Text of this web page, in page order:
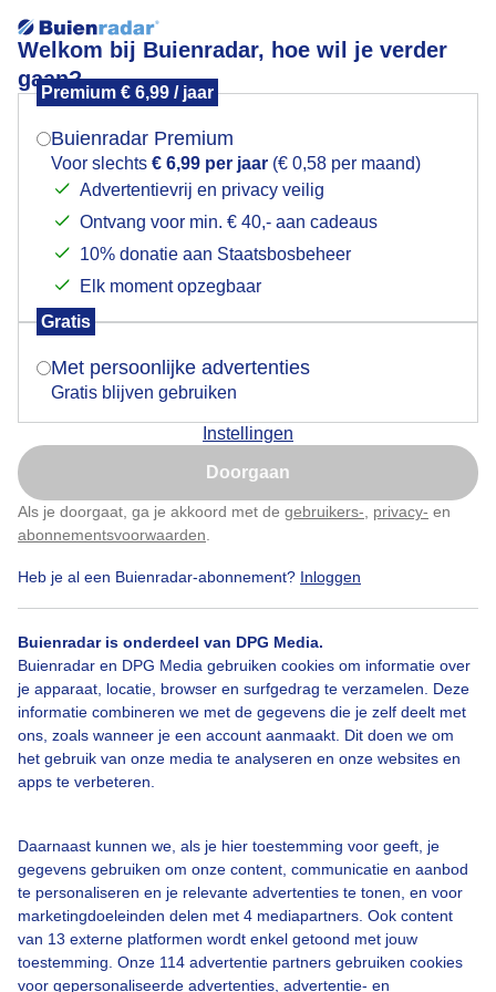
Welkom bij Buienradar, hoe wil je verder
gaan?
Premium € 6,99 / jaar
Buienradar Premium
Voor slechts € 6,99 per jaar (€ 0,58 per maand)
Advertentievrij en privacy veilig
Ontvang voor min. € 40,- aan cadeaus
10% donatie aan Staatsbosbeheer
Elk moment opzegbaar
Gratis
Met persoonlijke advertenties
Gratis blijven gebruiken
Instellingen
Doorgaan
Als je doorgaat, ga je akkoord met de gebruikers- privacy- en
abonnementsvoorwaarden
Heb je al een Buienradar-abonnement? Inloggen
Buienradar is onderdeel van DPG Media.
Buienradar en DPG Media gebruiken cookies om informatie over
je apparaat, locatie, browser en surfgedrag te verzamelen. Deze
informatie combineren we met de gegevens die je zelf deelt met
ons, zoals wanneer je een account aanmaakt. Dit doen we om
het gebruik van onze media te analyseren en onze websites en
apps te verbeteren.
Daarnaast kunnen we, als je hier toestemming voor geeft, je
gegevens gebruiken om onze content, communicatie en aanbod
te personaliseren en je relevante advertenties te tonen, en voor
marketingdoeleinden delen met 4 mediapartners. Ook content
van 13 externe platformen wordt enkel getoond met jouw
toestemming. Onze 114 advertentie partners gebruiken cookies
voor gepersonaliseerde advertenties, advertentie- en
parapluenregenponchoweer
Populaire categorieën
Lente
Zomer
Over Buienradar
Bedrijfsgegevens
Veelgestelde vragen
Contact
Gebruikersvoorwaarden
Adverteren
Buienradar Team
Privacy beleid
Mogen we je locatie gebruiken voor het
Indien je hier nog geen akkoord op hebt gegeven,
verschijnt er zo een pop-up uit je browser waarin
Is goed, toon de popup
Nu niet, misschien later
Klik hierom dit aan te passen